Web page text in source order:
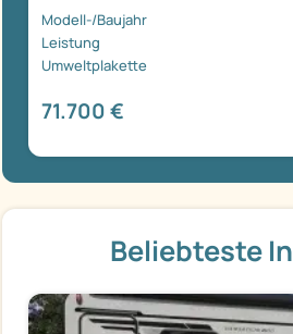
Modell-/Baujahr
Leistung
Umweltplakette
71.700 €
Beliebteste